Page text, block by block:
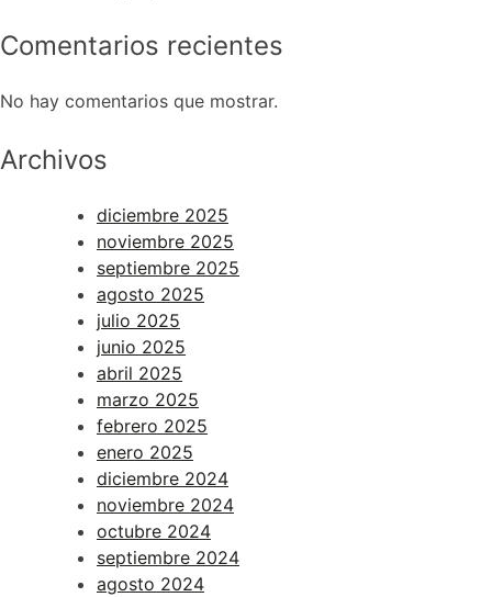
Comentarios recientes
No hay comentarios que mostrar.
Archivos
diciembre 2025
noviembre 2025
septiembre 2025
agosto 2025
julio 2025
junio 2025
abril 2025
marzo 2025
febrero 2025
enero 2025
diciembre 2024
noviembre 2024
octubre 2024
septiembre 2024
agosto 2024